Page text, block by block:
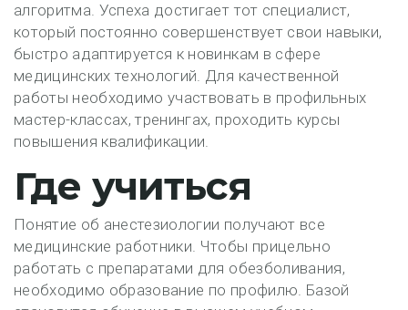
алгоритма. Успеха достигает тот специалист,
который постоянно совершенствует свои навыки,
быстро адаптируется к новинкам в сфере
медицинских технологий. Для качественной
работы необходимо участвовать в профильных
мастер-классах, тренингах, проходить курсы
повышения квалификации.
Где учиться
Понятие об анестезиологии получают все
медицинские работники. Чтобы прицельно
работать с препаратами для обезболивания,
необходимо образование по профилю. Базой